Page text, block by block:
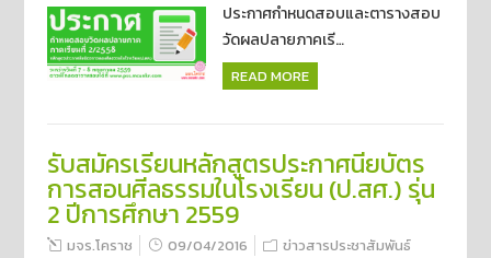
ประกาศกำหนดสอบและตารางสอบ
วัดผลปลายภาคเรี…
READ MORE
รับสมัครเรียนหลักสูตรประกาศนียบัตร
การสอนศีลธรรมในโรงเรียน (ป.สศ.) รุ่น
2 ปีการศึกษา 2559
มจร.โคราช 09/04/2016 ข่าวสารประชาสัมพันธ์